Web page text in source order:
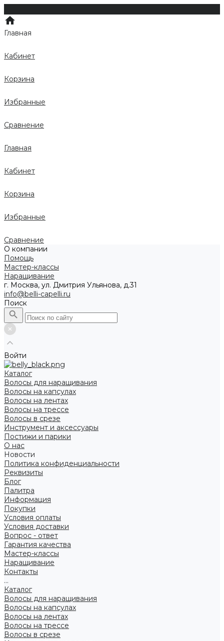
Главная
Кабинет
Корзина
Избранные
Сравнение
Главная
Кабинет
Корзина
Избранные
Сравнение
О компании
Помощь
Мастер-классы
Наращивание
г. Москва, ул. Дмитрия Ульянова, д.31
info@belli-capelli.ru
Поиск
Войти
Каталог
Волосы для наращивания
Волосы на капсулах
Волосы на лентах
Волосы на трессе
Волосы в срезе
Инструмент и аксессуары
Постижи и парики
О нас
Новости
Политика конфиденциальности
Реквизиты
Блог
Палитра
Информация
Покупки
Условия оплаты
Условия доставки
Вопрос - ответ
Гарантия качества
Мастер-классы
Наращивание
Контакты
...
Каталог
Волосы для наращивания
Волосы на капсулах
Волосы на лентах
Волосы на трессе
Волосы в срезе